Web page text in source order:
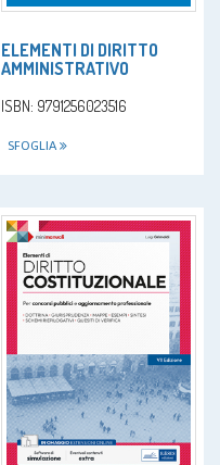
ELEMENTI DI DIRITTO
AMMINISTRATIVO
ISBN: 9791256023516
SFOGLIA